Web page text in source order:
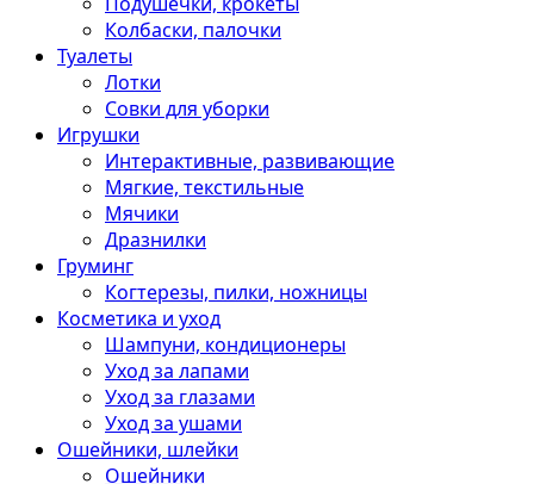
Колбаски, палочки
Туалеты
Лотки
Совки для уборки
Игрушки
Интерактивные, развивающие
Мягкие, текстильные
Мячики
Дразнилки
Груминг
Когтерезы, пилки, ножницы
Косметика и уход
Шампуни, кондиционеры
Уход за лапами
Уход за глазами
Уход за ушами
Ошейники, шлейки
Ошейники